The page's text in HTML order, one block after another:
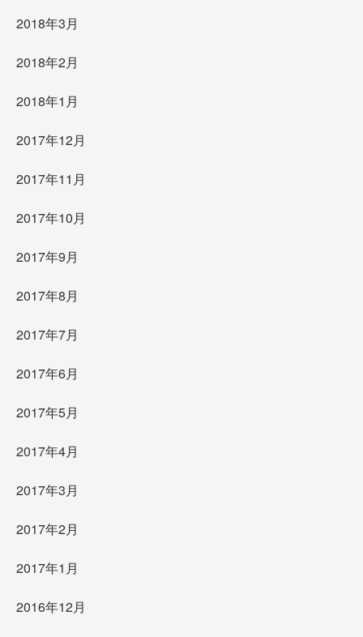
2018年3月
2018年2月
2018年1月
2017年12月
2017年11月
2017年10月
2017年9月
2017年8月
2017年7月
2017年6月
2017年5月
2017年4月
2017年3月
2017年2月
2017年1月
2016年12月